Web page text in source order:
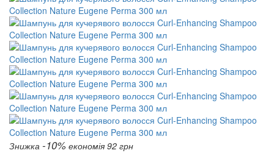
Знижка -10% економія 92 грн